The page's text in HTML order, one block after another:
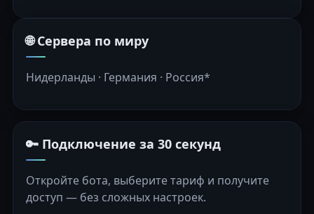
🌐 Сервера по миру
Нидерланды · Германия · Россия*
🔑 Подключение за 30 секунд
Откройте бота, выберите тариф и получите
доступ — без сложных настроек.